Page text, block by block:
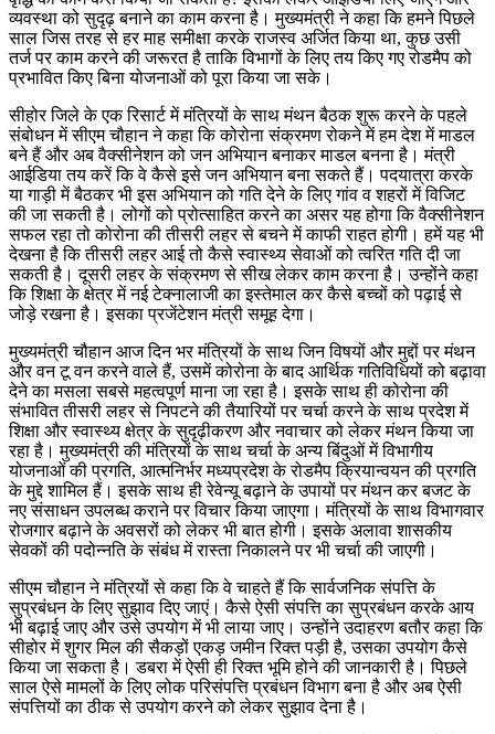
व्यवस्था को सुदृढ़ बनाने का काम करना है। मुख्यमंत्री ने कहा कि हमने पिछले
साल जिस तरह से हर माह समीक्षा करके राजस्व अर्जित किया था, कुछ उसी
तर्ज पर काम करने की जरूरत है ताकि विभागों के लिए तय किए गए रोडमैप को
प्रभावित किए बिना योजनाओं को पूरा किया जा सके।
सीहोर जिले के एक रिसार्ट में मंत्रियों के साथ मंथन बैठक शुरू करने के पहले
संबोधन में सीएम चौहान ने कहा कि कोरोना संक्रमण रोकने में हम देश में माडल
बने हैं और अब वैक्सीनेशन को जन अभियान बनाकर माडल बनना है। मंत्री
आईडिया तय करें कि वे कैसे इसे जन अभियान बना सकते हैं। पदयात्रा करके
या गाड़ी में बैठकर भी इस अभियान को गति देने के लिए गांव व शहरों में विजिट
की जा सकती है। लोगों को प्रोत्साहित करने का असर यह होगा कि वैक्सीनेशन
सफल रहा तो कोरोना की तीसरी लहर से बचने में काफी राहत होगी। हमें यह भी
देखना है कि तीसरी लहर आई तो कैसे स्वास्थ्य सेवाओं को त्वरित गति दी जा
सकती है। दूसरी लहर के संक्रमण से सीख लेकर काम करना है। उन्होंने कहा
कि शिक्षा के क्षेत्र में नई टेक्नालाजी का इस्तेमाल कर कैसे बच्चों को पढ़ाई से
जोड़े रखना है। इसका प्रजेंटेशन मंत्री समूह देगा।
मुख्यमंत्री चौहान आज दिन भर मंत्रियों के साथ जिन विषयों और मुद्दों पर मंथन
और वन टू वन करने वाले हैं, उसमें कोरोना के बाद आर्थिक गतिविधियों को बढ़ावा
देने का मसला सबसे महत्वपूर्ण माना जा रहा है। इसके साथ ही कोरोना की
संभावित तीसरी लहर से निपटने की तैयारियों पर चर्चा करने के साथ प्रदेश में
शिक्षा और स्वास्थ्य क्षेत्र के सुदृढ़ीकरण और नवाचार को लेकर मंथन किया जा
रहा है। मुख्यमंत्री की मंत्रियों के साथ चर्चा के अन्य बिंदुओं में विभागीय
योजनाओं की प्रगति, आत्मनिर्भर मध्यप्रदेश के रोडमैप क्रियान्वयन की प्रगति
के मुद्दे शामिल हैं। इसके साथ ही रेवेन्यू बढ़ाने के उपायों पर मंथन कर बजट के
नए संसाधन उपलब्ध कराने पर विचार किया जाएगा। मंत्रियों के साथ विभागवार
रोजगार बढ़ाने के अवसरों को लेकर भी बात होगी। इसके अलावा शासकीय
सेवकों की पदोन्नति के संबंध में रास्ता निकालने पर भी चर्चा की जाएगी।
सीएम चौहान ने मंत्रियों से कहा कि वे चाहते हैं कि सार्वजनिक संपत्ति के
सुप्रबंधन के लिए सुझाव दिए जाएं। कैसे ऐसी संपत्ति का सुप्रबंधन करके आय
भी बढ़ाई जाए और उसे उपयोग में भी लाया जाए। उन्होंने उदाहरण बतौर कहा कि
सीहोर में शुगर मिल की सैकड़ों एकड़ जमीन रिक्त पड़ी है, उसका उपयोग कैसे
किया जा सकता है। डबरा में ऐसी ही रिक्त भूमि होने की जानकारी है। पिछले
साल ऐसे मामलों के लिए लोक परिसंपत्ति प्रबंधन विभाग बना है और अब ऐसी
संपत्तियों का ठीक से उपयोग करने को लेकर सुझाव देना है।